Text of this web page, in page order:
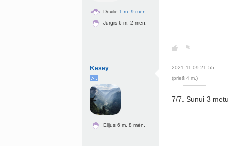
Dovilė 1 m. 9 mėn.
Jurgis 6 m. 2 mėn.
Kesey
Elijus 6 m. 8 mėn.
2021.11.09 21:55
(prieš 4 m.)
7/7. Sunui 3 metu